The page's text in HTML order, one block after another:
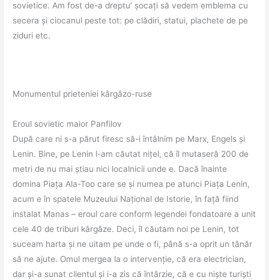
sovietice. Am fost de-a dreptu’ șocați să vedem emblema cu
secera și ciocanul peste tot: pe clădiri, statui, plachete de pe
ziduri etc.
Monumentul prieteniei kârgâzo-ruse
Eroul sovietic maior Panfilov
După care ni s-a părut firesc să-i întâlnim pe Marx, Engels și
Lenin. Bine, pe Lenin l-am căutat nițel, că îl mutaseră 200 de
metri de nu mai știau nici localnicii unde e. Dacă înainte
domina Piața Ala-Too care se și numea pe atunci Piața Lenin,
acum e în spatele Muzeului Național de Istorie, în față fiind
instalat Manas – eroul care conform legendei fondatoare a unit
cele 40 de triburi kârgâze. Deci, îl căutam noi pe Lenin, tot
suceam harta și ne uitam pe unde o fi, până s-a oprit un tânăr
să ne ajute. Omul mergea la o intervenție, că era electrician,
dar și-a sunat clientul și i-a zis că întârzie, că e cu niște turiști